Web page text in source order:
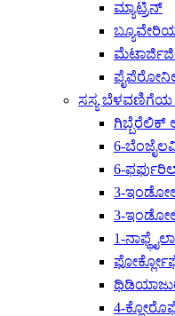
ಮ್ಯಾಟ್ರಿನ್
ಸಸ್ಯ ಬೆಳವಣಿಗೆಯ
ಗಿಬ್ಬೆರೆಲಿಕ್
6-
6-
3-
3-
1-
4-